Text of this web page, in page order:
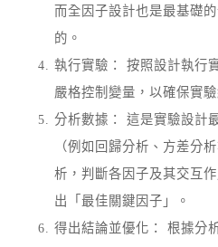
而全因子設計也是最基礎
的。
執行實驗： 按照設計執行
嚴格控制變量，以確保實
分析數據： 這是實驗設計
（例如回歸分析、方差分
析，判斷各因子及其交互
出「最佳關鍵因子」。
得出結論並優化： 根據分